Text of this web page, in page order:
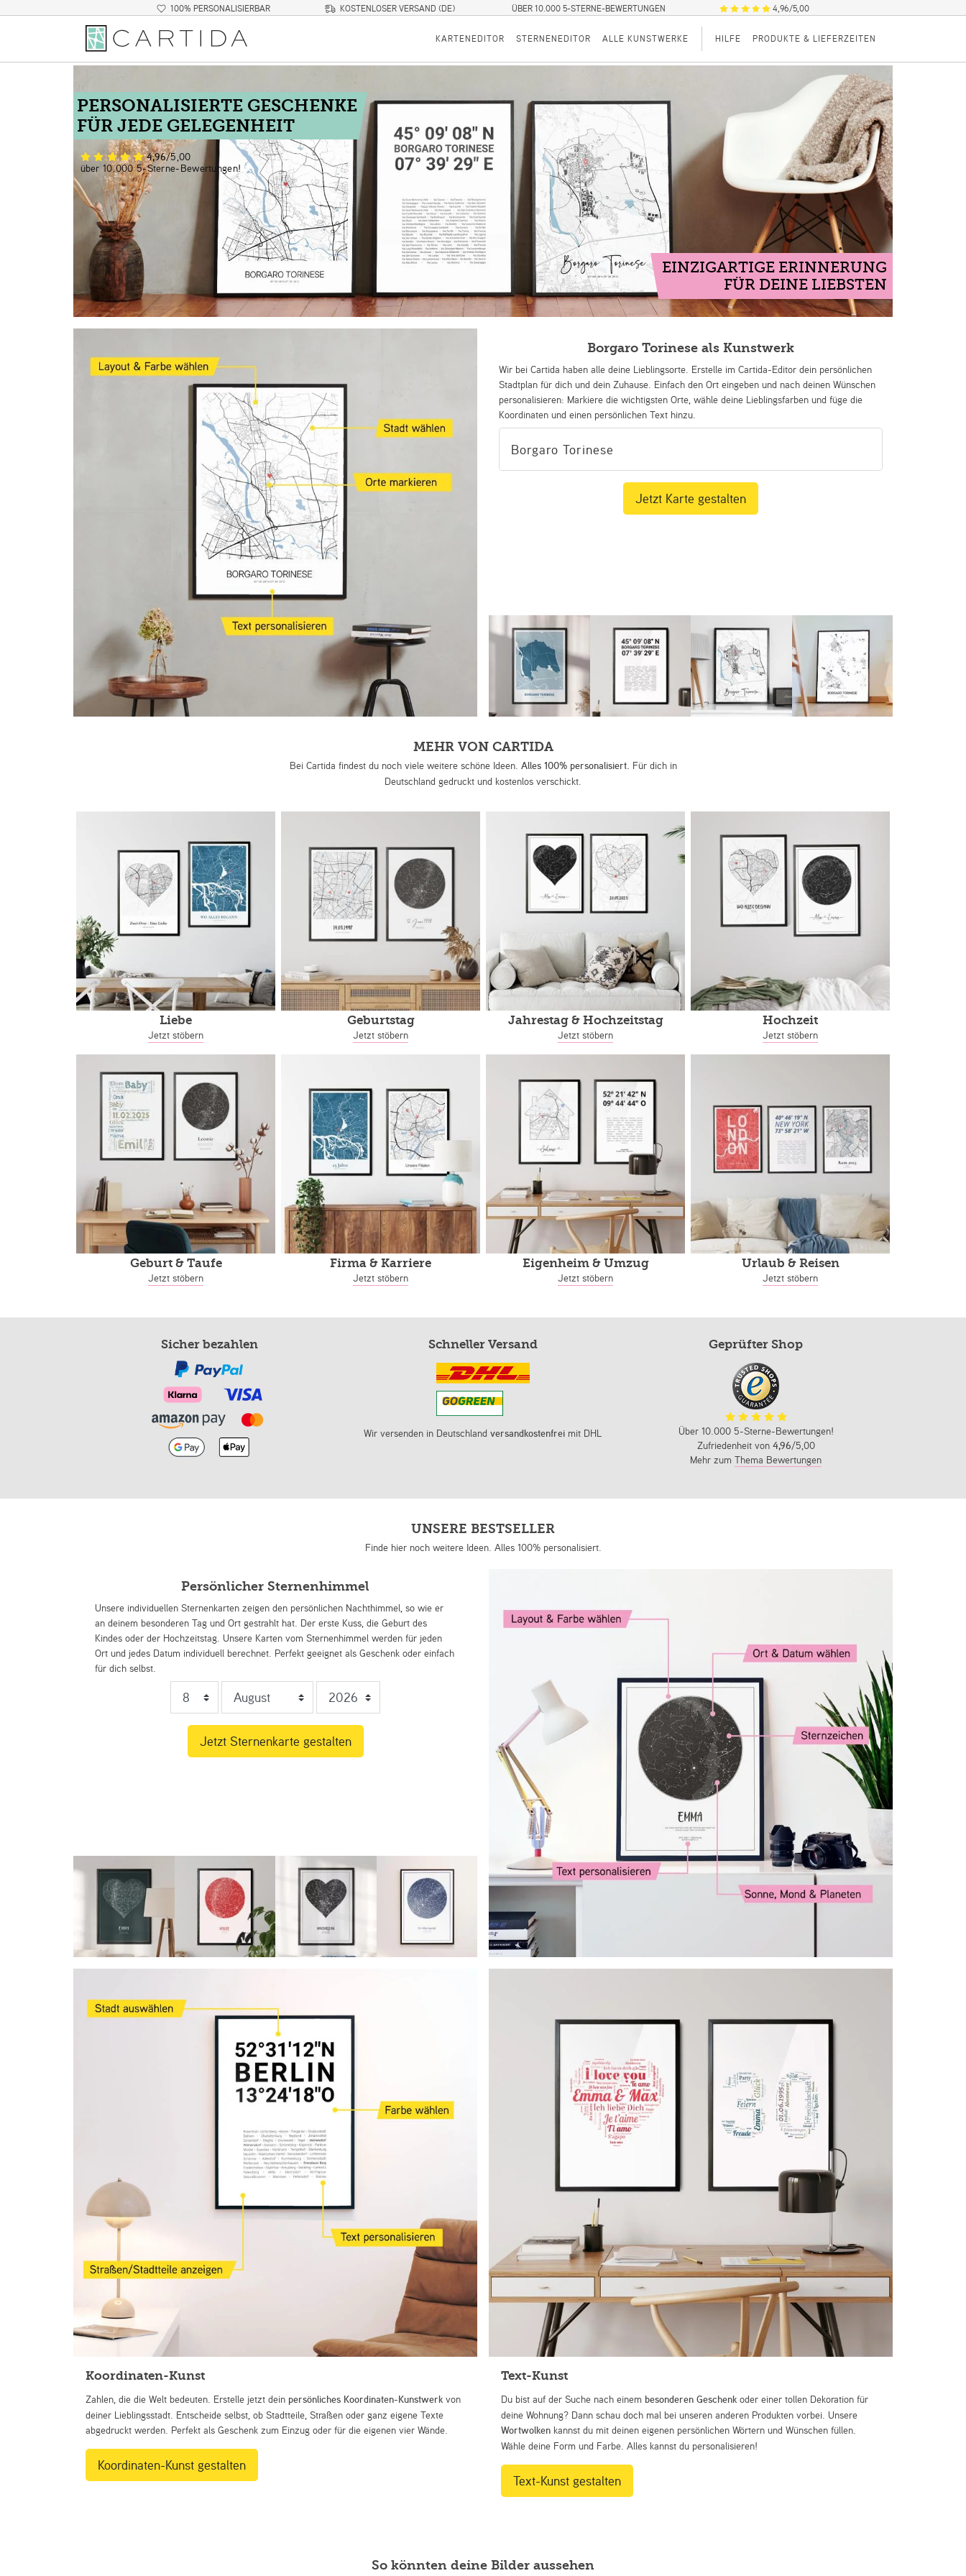
100% PERSONALISIERBAR KOSTENLOSER VERSAND (DE) ÜBER 10.000 5-STERNE-BEWERTUNGEN 4,96/5,00
KARTENEDITOR STERNENEDITOR ALLE KUNSTWERKE HILFE PRODUKTE & LIEFERZEITEN
PERSONALISIERTE GESCHENKE
FÜR JEDE GELEGENHEIT
4,96/5,00
über 10.000 5-Sterne-Bewertungen!
EINZIGARTIGE ERINNERUNG
FÜR DEINE LIEBSTEN
Borgaro Torinese als Kunstwerk
Wir bei Cartida haben alle deine Lieblingsorte. Erstelle im Cartida-Editor dein persönlichen
Stadtplan für dich und dein Zuhause. Einfach den Ort eingeben und nach deinen Wünschen
personalisieren: Markiere die wichtigsten Orte, wähle deine Lieblingsfarben und füge die
Koordinaten und einen persönlichen Text hinzu.
Jetzt Karte gestalten
MEHR VON CARTIDA
Bei Cartida findest du noch viele weitere schöne Ideen. Alles 100% personalisiert. Für dich in
Deutschland gedruckt und kostenlos verschickt.
Liebe
Jetzt stöbern
Geburtstag
Jetzt stöbern
Jahrestag& Hochzeitstag
Jetzt stöbern
Hochzeit
Jetzt stöbern
Geburt & Taufe
Jetzt stöbern
Firma & Karriere
Jetzt stöbern
Eigenheim& Umzug
Jetzt stöbern
Urlaub & Reisen
Jetzt stöbern
Sicher bezahlen Schneller Versand
Wir versenden in Deutschlandversandkostenfrei mit DHL
Geprüfter Shop
Über 10.000 5-Sterne-Bewertungen!
Zufriedenheit von 4,96/5,00
Mehr zumThema Bewertungen
UNSERE BESTSELLER
Finde hier noch weitere Ideen. Alles 100% personalisiert.
Persönlicher Sternenhimmel
Unsere individuellen Sternenkarten zeigen den persönlichen Nachthimmel, so wie er
an deinem besonderen Tag und Ort gestrahlt hat. Der erste Kuss, die Geburt des
Kindes oder der Hochzeitstag. Unsere Karten vom Sternenhimmel werden für jeden
Ort und jedes Datum individuell berechnet. Perfekt geeignet als Geschenk oder einfach
für dich selbst.
Koordinaten-Kunst
Zahlen, die die Welt bedeuten. Erstelle jetzt dein persönliches Koordinaten-Kunstwerk von
deiner Lieblingsstadt. Entscheide selbst, ob Stadtteile, Straßen oder ganz eigene Texte
abgedruckt werden. Perfekt als Geschenk zum Einzug oder für die eigenen vier Wände.
Koordinaten-Kunst gestalten
Text-Kunst
Du bist auf der Suche nach einem besonderen Geschenk oder einer tollen Dekoration für
deine Wohnung? Dann schau doch mal bei unseren anderen Produkten vorbei. Unsere
Wortwolken kannst du mit deinen eigenen persönlichen Wörtern und Wünschen füllen.
Wähle deine Form und Farbe. Alles kannst du personalisieren!
Text-Kunst gestalten
So könnten deine Bilder aussehen